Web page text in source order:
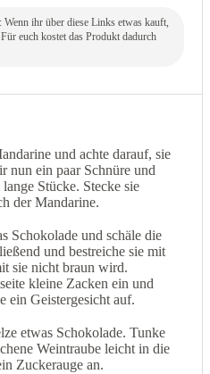
ihr über diese Links etwas kauft,
euch kostet das Produkt dadurch
und achte darauf, sie
nun ein paar Schnüre und
Stücke. Stecke sie
der Mandarine.
Schokolade und schäle die
und bestreiche sie mit
sie nicht braun wird.
kleine Zacken ein und
ein Geistergesicht auf.
etwas Schokolade. Tunke
Weintraube leicht in die
Zuckerauge an.